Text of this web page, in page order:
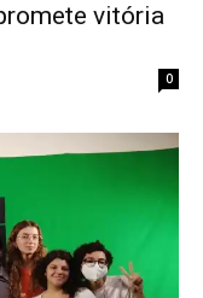
vitória
0